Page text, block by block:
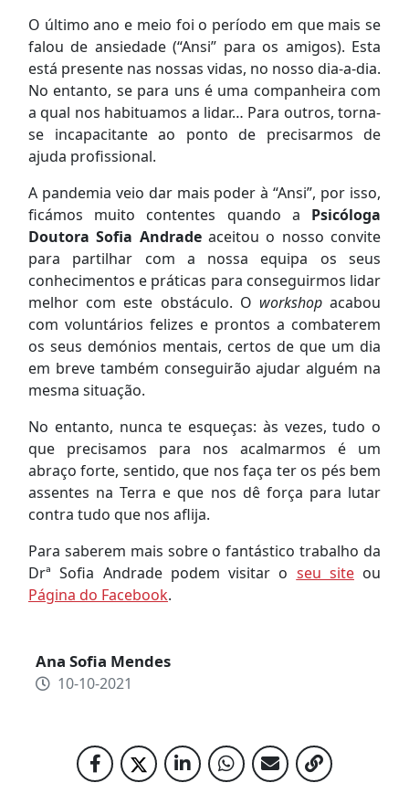
O último ano e meio foi o período em que mais se
falou de ansiedade (“Ansi” para os amigos). Esta
está presente nas nossas vidas, no nosso dia-a-dia.
No entanto, se para uns é uma companheira com
a qual nos habituamos a lidar… Para outros, torna-
se incapacitante ao ponto de precisarmos de
ajuda profissional.
A pandemia veio dar mais poder à “Ansi”, por isso,
ficámos muito contentes quando a Psicóloga
Doutora Sofia Andradeaceitou o nosso convite
para partilhar com a nossa equipa os seus
conhecimentos e práticas para conseguirmos lidar
melhor com este obstáculo. O workshopacabou
com voluntários felizes e prontos a combaterem
os seus demónios mentais, certos de que um dia
em breve também conseguirão ajudar alguém na
mesma situação.
No entanto, nunca te esqueças: às vezes, tudo o
que precisamos para nos acalmarmos é um
abraço forte, sentido, que nos faça ter os pés bem
assentes na Terra e que nos dê força para lutar
contra tudo que nos aflija.
Para saberem mais sobre o fantástico trabalho da
Drª Sofia Andrade podem visitar o seu siteou
Página do Facebook.
Ana Sofia Mendes
10-10-2021